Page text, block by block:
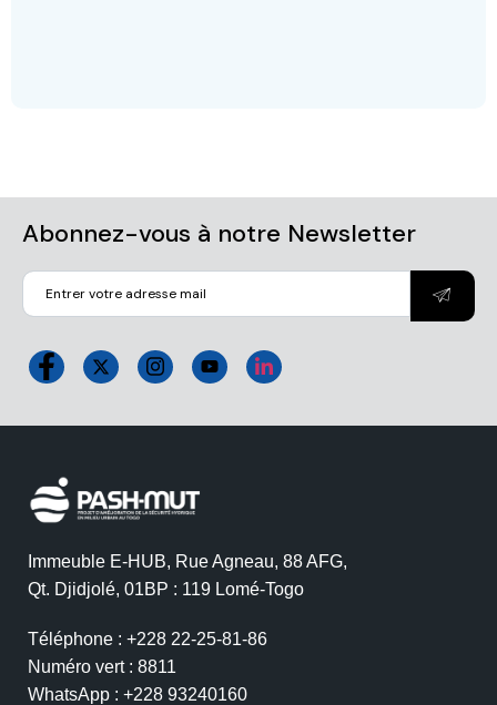
Abonnez-vous à notre Newsletter
Immeuble E-HUB, Rue Agneau, 88 AFG,
Qt. Djidjolé, 01BP : 119 Lomé-Togo
Téléphone : +228 22-25-81-86
Numéro vert : 8811
WhatsApp : +228 93240160